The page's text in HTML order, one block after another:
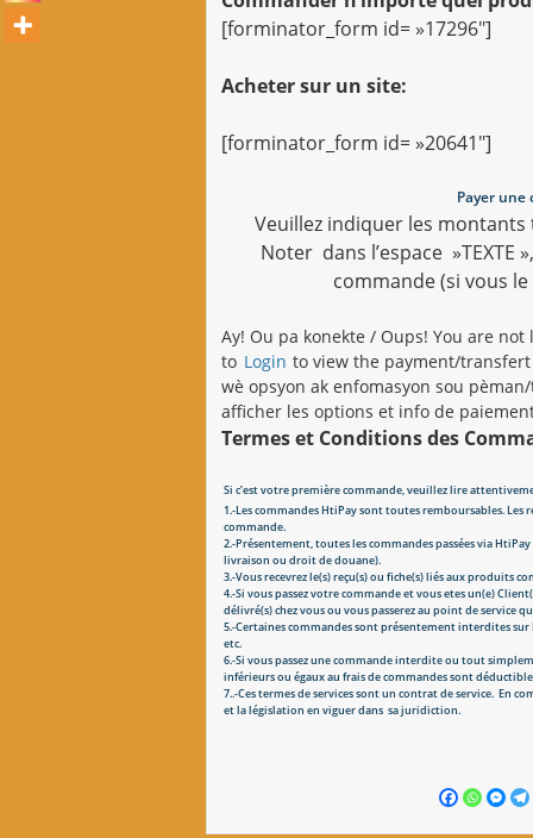
[forminator_form id= »17296″]
Acheter sur un site:
[forminator_form id= »20641″]
Payer une
Veuillez indiquer les
Noter dans l’espace
commande (si vous
Ay! Ou pa konekte / Oups! You are
to Login to view the payment/
wè opsyon ak enfomasyon sou
afficher les options et info de
Termes et Conditions des
Si c’est votre première commande, veuillez lire
1.-Les commandes HtiPay sont toutes remboursables.
commande.
2.-Présentement, toutes les commandes passées via
livraison ou droit de douane).
3.-Vous recevrez le(s) reçu(s) ou fiche(s) liés aux produits
4.-Si vous passez votre commande et vous etes un(e)
délivré(s) chez vous ou vous passerez au point de service
5.-Certaines commandes sont présentement interdites sur
etc.
6.-Si vous passez une commande interdite ou tout
inférieurs ou égaux au frais de commandes sont
7..-Ces termes de services sont un contrat de service. En
et la législation en viguer dans sa juridiction.